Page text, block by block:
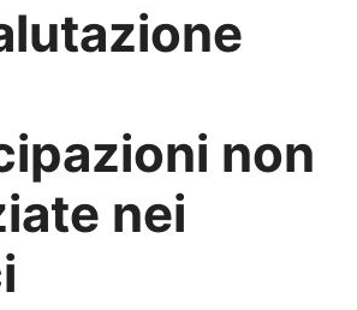
non
nei